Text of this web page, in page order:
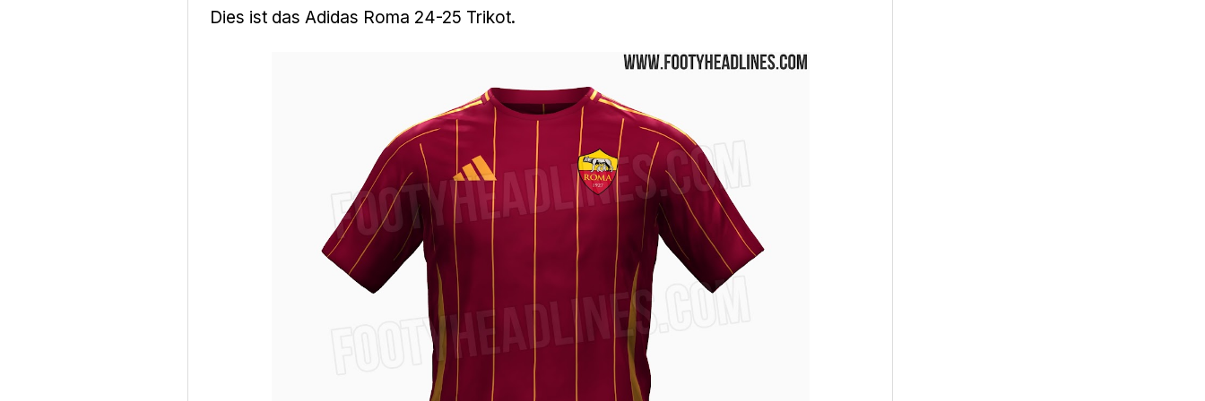
Dies ist das Adidas Roma 24-25 Trikot.